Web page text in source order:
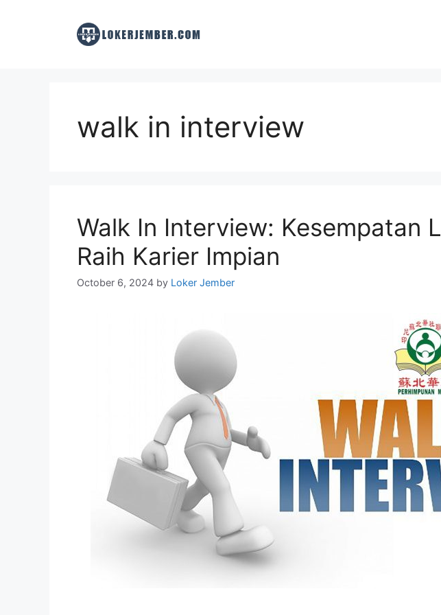
walk in interview
Walk In Interview: Kesempatan
Raih Karier Impian
October 6, 2024 by Loker Jember